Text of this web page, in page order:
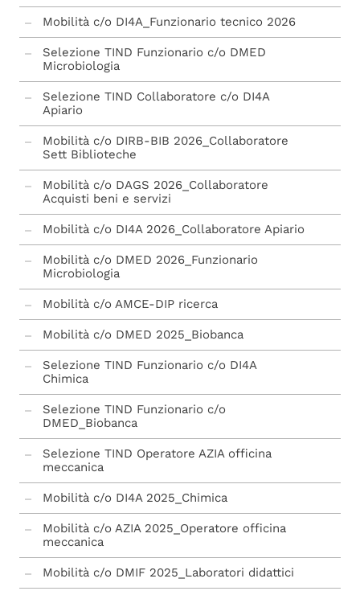
Università di Trento
Università degli Studi della Campania "Luigi
Vanvitelli"
Mobilità c/o DI4A_Funzionario tecnico 2026
Selezione TIND Funzionario c/o DMED
Microbiologia
Selezione TIND Collaboratore c/o DI4A
Apiario
Mobilità c/o DIRB-BIB 2026_Collaboratore
Sett Biblioteche
Mobilità c/o DAGS 2026_Collaboratore
Acquisti beni e servizi
Mobilità c/o DI4A 2026_Collaboratore Apiario
Mobilità c/o DMED 2026_Funzionario
Microbiologia
Mobilità c/o AMCE-DIP ricerca
Mobilità c/o DMED 2025_Biobanca
Selezione TIND Funzionario c/o DI4A
Chimica
Selezione TIND Funzionario c/o
DMED_Biobanca
Selezione TIND Operatore AZIA officina
meccanica
Mobilità c/o DI4A 2025_Chimica
Mobilità c/o AZIA 2025_Operatore officina
meccanica
Mobilità c/o DMIF 2025_Laboratori didattici